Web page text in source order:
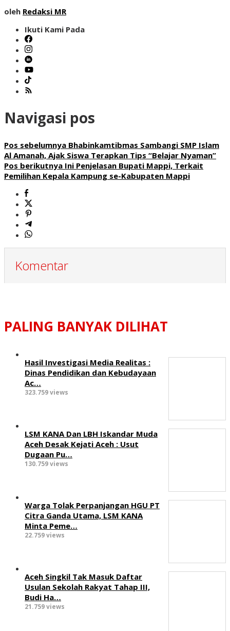
oleh Redaksi MR
Ikuti Kami Pada
Navigasi pos
Pos sebelumnya Bhabinkamtibmas Sambangi SMP Islam
Al Amanah, Ajak Siswa Terapkan Tips “Belajar Nyaman”
Pos berikutnya Ini Penjelasan Bupati Mappi, Terkait
Pemilihan Kepala Kampung se-Kabupaten Mappi
Komentar
PALING BANYAK DILIHAT
Hasil Investigasi Media Realitas :
‎Dinas Pendidikan dan Kebudayaan
Ac…
323.759 views
LSM KANA Dan LBH Iskandar Muda
Aceh Desak Kejati Aceh : Usut
Dugaan Pu…
130.759 views
Warga Tolak Perpanjangan HGU PT
Citra Ganda Utama, LSM KANA
Minta Peme…
22.759 views
Aceh Singkil Tak Masuk Daftar
Usulan Sekolah Rakyat Tahap III,
Budi Ha…
21.759 views